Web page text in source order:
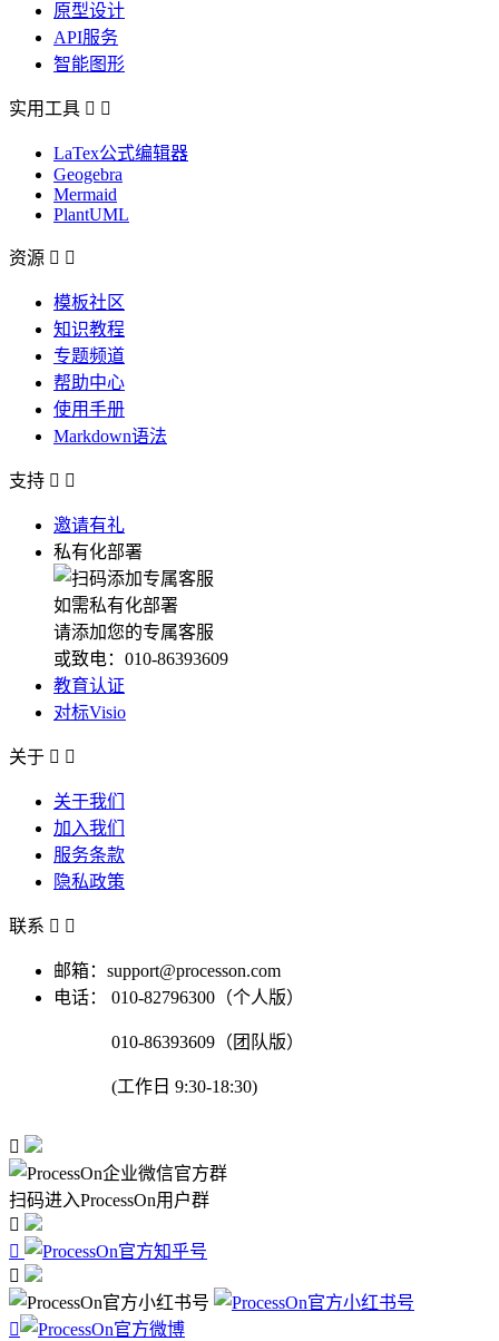
原型设计
API服务
智能图形
实用工具  
LaTex公式编辑器
Geogebra
Mermaid
PlantUML
资源  
模板社区
知识教程
专题频道
帮助中心
使用手册
Markdown语法
支持  
邀请有礼
私有化部署
如需私有化部署
请添加您的专属客服
或致电：010-86393609
教育认证
对标Visio
关于  
关于我们
加入我们
服务条款
隐私政策
联系  
邮箱：support@processon.com
电话：
010-82796300（个人版）
010-86393609（团队版）
(工作日 9:30-18:30)

扫码进入ProcessOn用户群



